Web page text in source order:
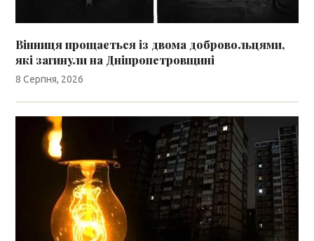
Вінниця прощається із двома добровольцями,
які загинули на Дніпропетровщині
8 Серпня, 2026